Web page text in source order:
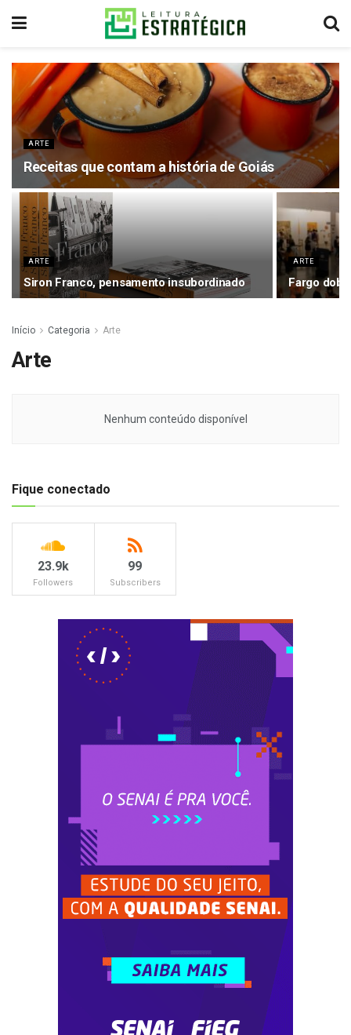
ARTE
Receitas que contam a história de Goiás
ARTE
Siron Franco, pensamento insubordinado
ARTE
Fargo
Início Categoria Arte
Arte
Nenhum conteúdo disponível
Fique conectado
23.9k
Followers
99
Subscribers